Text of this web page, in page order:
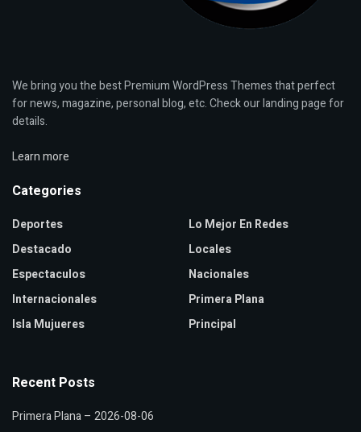
We bring you the best Premium WordPress Themes that perfect
for news, magazine, personal blog, etc. Check our landing page for
details.
Learn more
Categories
Deportes
Destacado
Espectaculos
Internacionales
Isla Mujueres
Lo Mejor En Redes
Locales
Nacionales
Primera Plana
Principal
Recent Posts
Primera Plana – 2026-08-06